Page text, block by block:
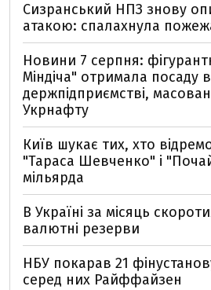
Сизранський НПЗ знову
атакою: спалахнула
Новини 7 серпня:
Міндіча" отримала посаду в
держпідприємстві,
Укрнафту
Київ шукає тих, хто
"Тараса Шевченко" і
мільярда
В Україні за місяць
валютні резерви
НБУ покарав 21
серед них Райффайзен